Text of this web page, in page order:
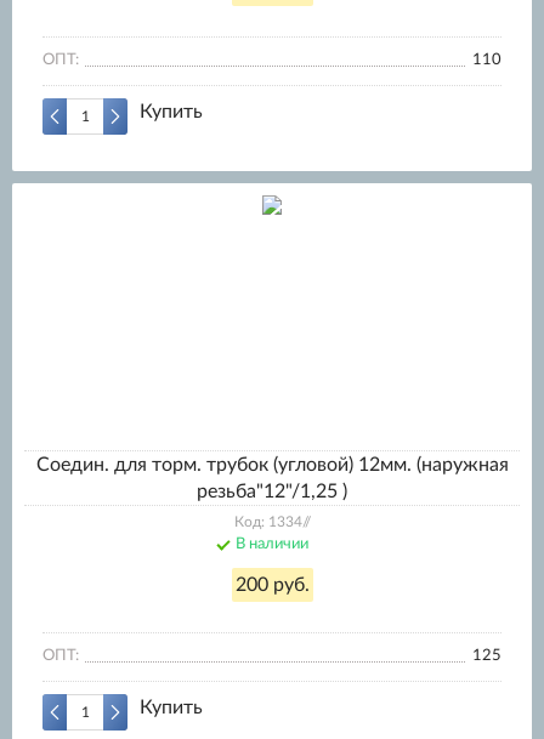
ОПТ: 110
Купить
Соедин. для торм. трубок (угловой) 12мм. (наружная
резьба"12"/1,25 )
Код: 1334//
В наличии
200 руб.
ОПТ: 125
Купить